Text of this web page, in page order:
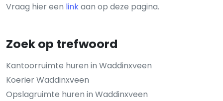
Vraag hier een linkaan op deze pagina.
Zoek op trefwoord
Kantoorruimte huren in Waddinxveen
Koerier Waddinxveen
Opslagruimte huren in Waddinxveen